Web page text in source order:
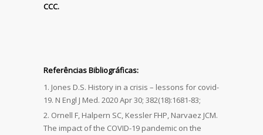
CCC.
Referências Bibliográficas:
Jones D.S. History in a crisis – lessons for covid-
19. N Engl J Med. 2020 Apr 30; 382(18):1681-83;
Ornell F, Halpern SC, Kessler FHP, Narvaez JCM.
The impact of the COVID-19 pandemic on the